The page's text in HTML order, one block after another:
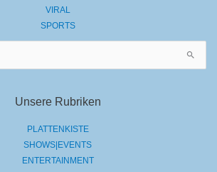
VIRAL
SPORTS
Unsere Rubriken
PLATTENKISTE
SHOWS|EVENTS
ENTERTAINMENT